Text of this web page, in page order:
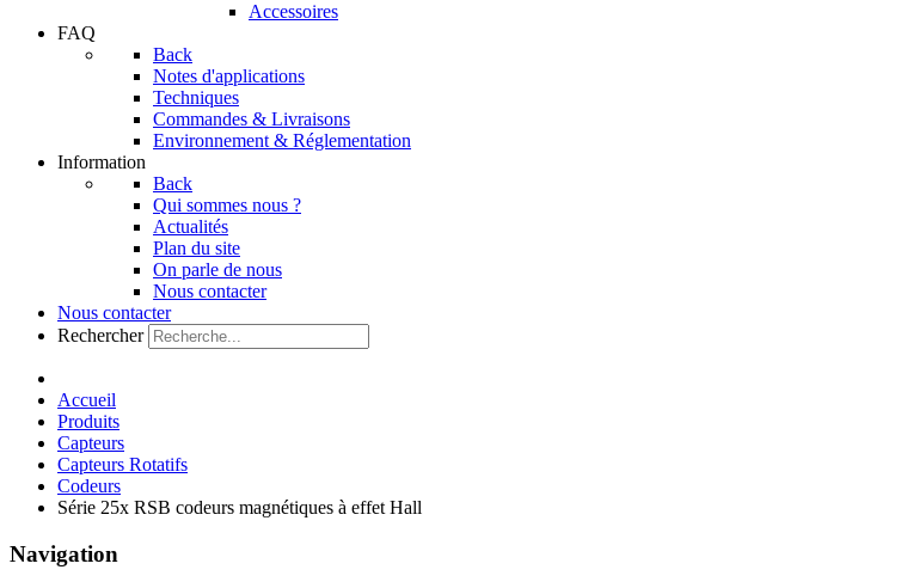
Accessoires
FAQ
Back
Notes d'applications
Techniques
Commandes & Livraisons
Environnement & Réglementation
Information
Back
Qui sommes nous ?
Actualités
Plan du site
On parle de nous
Nous contacter
Nous contacter
Rechercher
Accueil
Produits
Capteurs
Capteurs Rotatifs
Codeurs
Série 25x RSB codeurs magnétiques à effet Hall
Navigation